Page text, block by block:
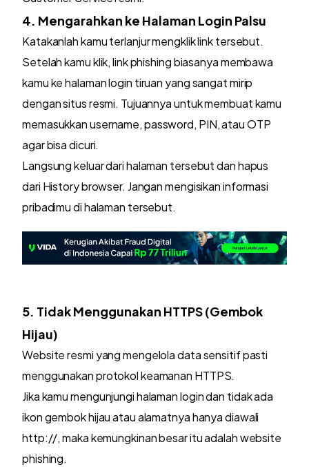
4. Mengarahkan ke Halaman Login Palsu
Katakanlah kamu terlanjur mengklik link tersebut.
Setelah kamu klik, link phishing biasanya membawa
kamu ke halaman login tiruan yang sangat mirip
dengan situs resmi. Tujuannya untuk membuat kamu
memasukkan username, password, PIN, atau OTP
agar bisa dicuri.
Langsung keluar dari halaman tersebut dan hapus
dari History browser. Jangan mengisikan informasi
pribadimu di halaman tersebut.
5. Tidak Menggunakan HTTPS (Gembok
Hijau)
Website resmi yang mengelola data sensitif pasti
menggunakan protokol keamanan HTTPS.
Jika kamu mengunjungi halaman login dan tidak ada
ikon gembok hijau atau alamatnya hanya diawali
http://, maka kemungkinan besar itu adalah website
phishing.